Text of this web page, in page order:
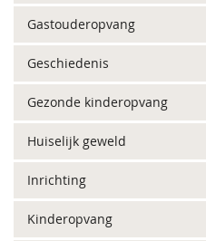
Gastouderopvang
Geschiedenis
Gezonde kinderopvang
Huiselijk geweld
Inrichting
Kinderopvang